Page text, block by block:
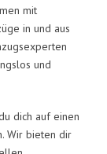
mit
in und aus
und
dich auf einen
Wir bieten dir